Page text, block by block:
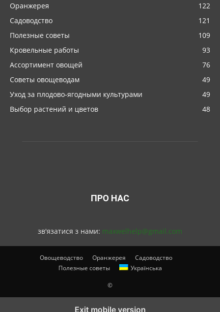
Оранжерея
122
Садоводство
121
Полезные советы
109
Кровельные работы
93
Ассортимент овощей
76
Советы овощеводам
49
Уход за плодово-ягодными культурами
49
Выбор растений и цветов
48
ПРО НАС
зв'язатися з нами: maxwelhelp@gmail.com
Овощеводство Оранжерея
Садоводство
Полезные советы
Українська
©
Exit mobile version